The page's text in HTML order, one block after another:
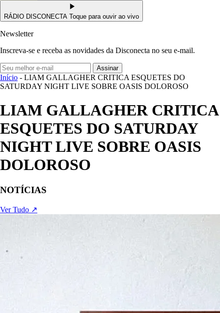
RÁDIO DISCONECTA Toque para ouvir ao vivo
Newsletter
Inscreva-se e receba as novidades da Disconecta no seu e-mail.
Assinar
Início - LIAM GALLAGHER CRITICA ESQUETES DO
SATURDAY NIGHT LIVE SOBRE OASIS DOLOROSO
LIAM GALLAGHER CRITICA
ESQUETES DO SATURDAY
NIGHT LIVE SOBRE OASIS
DOLOROSO
NOTÍCIAS
Ver Tudo ↗